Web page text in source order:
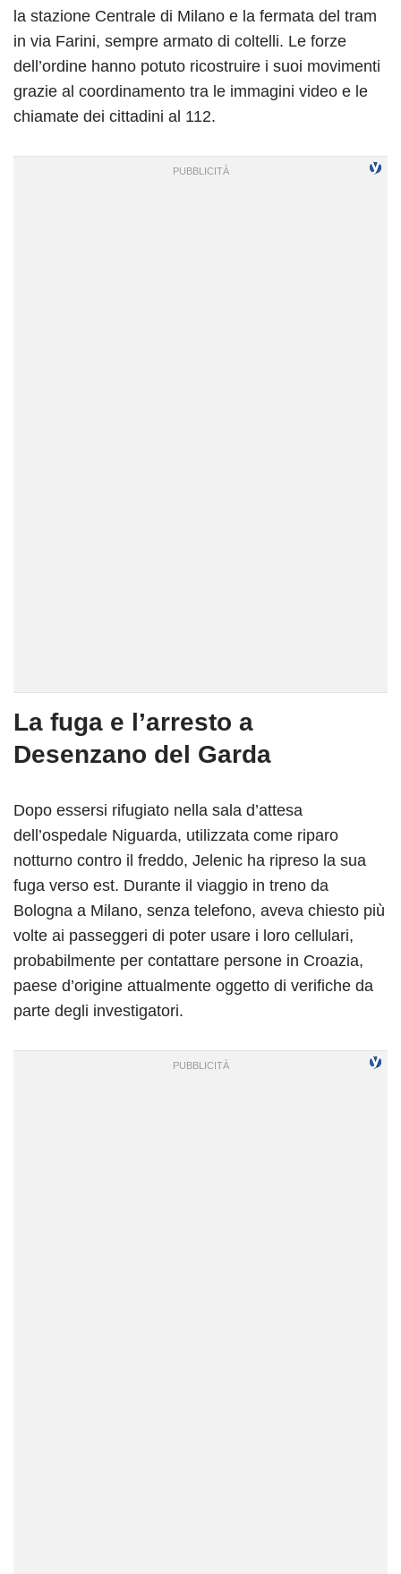
la stazione Centrale di Milano e la fermata del tram
in via Farini, sempre armato di coltelli. Le forze
dell’ordine hanno potuto ricostruire i suoi movimenti
grazie al coordinamento tra le immagini video e le
chiamate dei cittadini al 112.
La fuga e l’arresto a
Desenzano del Garda
Dopo essersi rifugiato nella sala d’attesa
dell’ospedale Niguarda, utilizzata come riparo
notturno contro il freddo, Jelenic ha ripreso la sua
fuga verso est. Durante il viaggio in treno da
Bologna a Milano, senza telefono, aveva chiesto più
volte ai passeggeri di poter usare i loro cellulari,
probabilmente per contattare persone in Croazia,
paese d’origine attualmente oggetto di verifiche da
parte degli investigatori.